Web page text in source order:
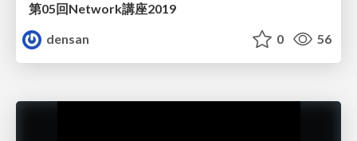
第05回Network講座2019
densan
0 56